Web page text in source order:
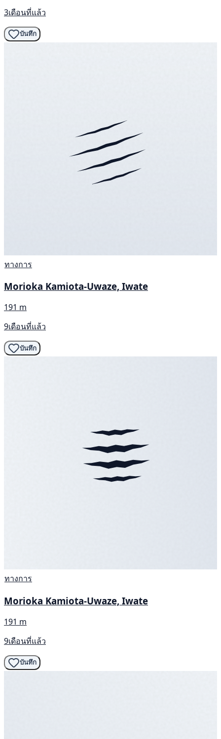
3เดือนที่แล้ว
บันทึก
ทางการ
Morioka Kamiota-Uwaze, Iwate
191 m
9เดือนที่แล้ว
บันทึก
ทางการ
Morioka Kamiota-Uwaze, Iwate
191 m
9เดือนที่แล้ว
บันทึก